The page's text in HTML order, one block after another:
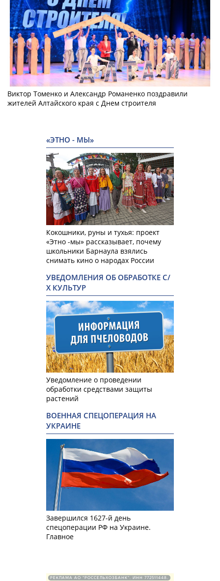
Виктор Томенко и Александр Романенко поздравили
жителей Алтайского края с Днем строителя
«ЭТНО - МЫ»
Кокошники, руны и тухья: проект
«Этно -мы» рассказывает, почему
школьники Барнаула взялись
снимать кино о народах России
УВЕДОМЛЕНИЯ ОБ ОБРАБОТКЕ С/
Х КУЛЬТУР
Уведомление о проведении
обработки средствами защиты
растений
ВОЕННАЯ СПЕЦОПЕРАЦИЯ НА
УКРАИНЕ
Завершился 1627-й день
спецоперации РФ на Украине.
Главное
РЕКЛАМА АО "РОССЕЛЬХОЗБАНК". ИНН 772511448.